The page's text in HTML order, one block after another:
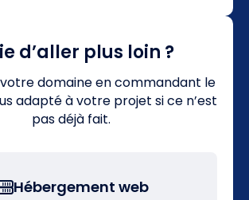
d’aller plus loin ?
domaine en commandant le
adapté à votre projet si ce n’est
pas déjà fait.
Hébergement web